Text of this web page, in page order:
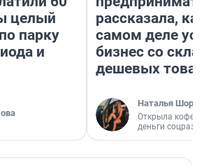
целый
парку
и
рассказала,
самом деле
бизнес со
дешевых
Наталья
Открыла
деньги